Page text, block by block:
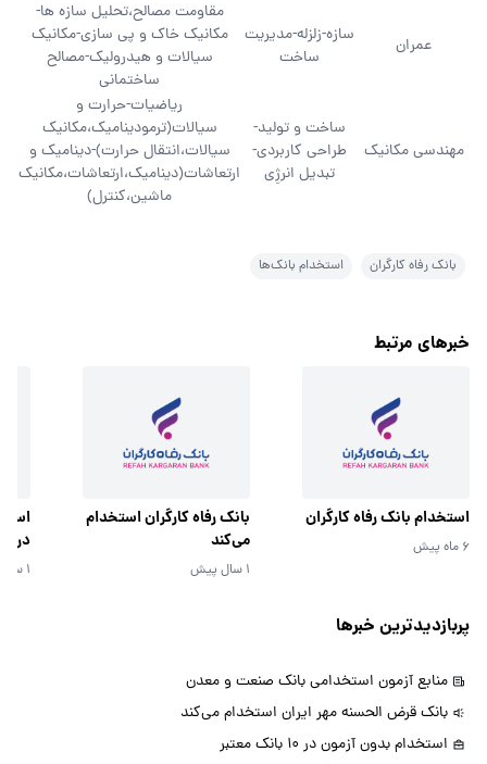
عمران
سازه-زلزله-مدیریت
ساخت
مقاومت مصالح،تحلیل سازه ها-
مکانیک خاک و پی سازی-مکانیک
سیالات و هیدرولیک-مصالح
ساختمانی
مهندسی مکانیک
ساخت و تولید-
طراحی کاربردی-
تبدیل انرژِی
ریاضیات-حرارت و
سیالات(ترمودینامیک،مکانیک
سیالات،انتقال حرارت)-دینامیک و
ارتعاشات(دینامیک،ارتعاشات،مکانیک
ماشین،کنترل)
بانک رفاه کارگران استخدام بانک‌ها
خبرهای مرتبط
استخدام بانک رفاه کارگران
6 ماه پیش
بانک رفاه کارگران استخدام
می‌کند
1 سال پیش
در
1 سال پیش
پربازدیدترین خبرها
منابع آزمون استخدامی بانک صنعت و معدن
بانک قرض الحسنه مهر ایران استخدام می‌کند
استخدام بدون آزمون در 10 بانک معتبر